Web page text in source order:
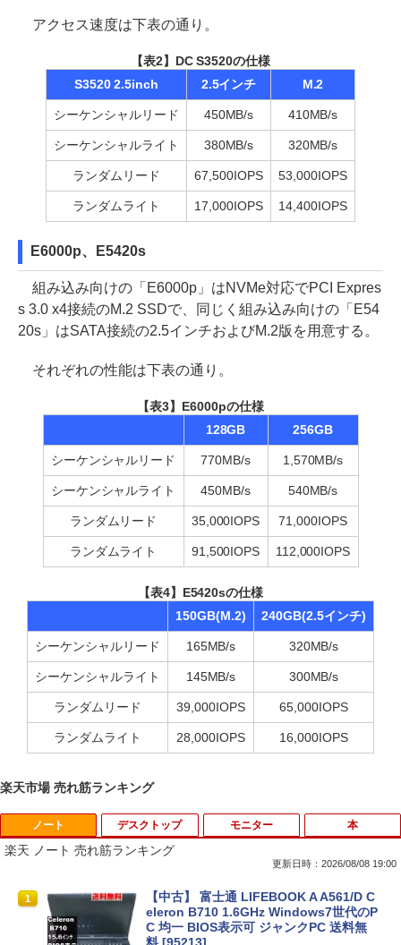
アクセス速度は下表の通り。
【表2】DC S3520の仕様
S3520 2.5inch
2.5インチ M.2
シーケンシャルリード 450MB/s 410MB/s
シーケンシャルライト 380MB/s 320MB/s
ランダムリード 67,500IOPS 53,000IOPS
ランダムライト 17,000IOPS 14,400IOPS
E6000p、E5420s
組み込み向けの「E6000p」はNVMe対応でPCI Expres
s 3.0 x4接続のM.2 SSDで、同じく組み込み向けの「E54
20s」はSATA接続の2.5インチおよびM.2版を用意する。
それぞれの性能は下表の通り。
【表3】E6000pの仕様
128GB
256GB
シーケンシャルリード 770MB/s 1,570MB/s
シーケンシャルライト 450MB/s 540MB/s
ランダムリード 35,000IOPS 71,000IOPS
ランダムライト 91,500IOPS 112,000IOPS
【表4】E5420sの仕様
150GB(M.2)
240GB(2.5インチ)
シーケンシャルリード 165MB/s 320MB/s
シーケンシャルライト 145MB/s 300MB/s
ランダムリード 39,000IOPS 65,000IOPS
ランダムライト 28,000IOPS 16,000IOPS
楽天市場 売れ筋ランキング
ノート
楽天 ノート 売れ筋ランキング
更新日時：2026/08/08 19:00
1
【中古】 富士通 LIFEBOOK A A561/D C
eleron B710 1.6GHz Windows7世代のP
C 均一 BIOS表示可 ジャンクPC 送料無
デスクトップ モニター 本